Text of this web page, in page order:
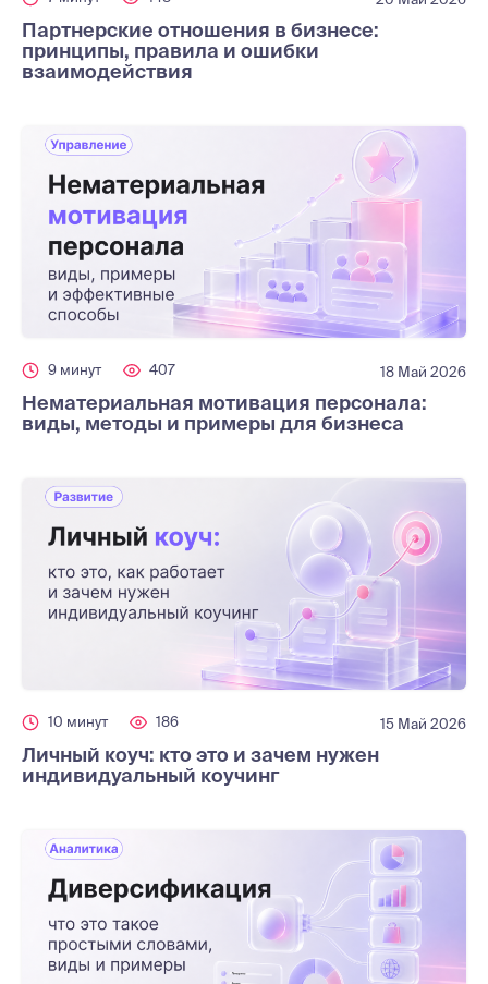
Партнерские отношения в бизнесе:
принципы, правила и ошибки
взаимодействия
9 минут 407 18 Май 2026
Нематериальная мотивация персонала:
виды, методы и примеры для бизнеса
10 минут 186 15 Май 2026
Личный коуч: кто это и зачем нужен
индивидуальный коучинг